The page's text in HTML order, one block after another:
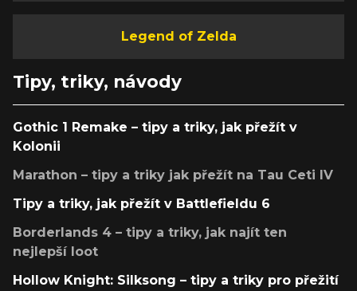
Legend of Zelda
Tipy, triky, návody
Gothic 1 Remake – tipy a triky, jak přežít v
Kolonii
Marathon – tipy a triky jak přežít na Tau Ceti IV
Tipy a triky, jak přežít v Battlefieldu 6
Borderlands 4 – tipy a triky, jak najít ten
nejlepší loot
Hollow Knight: Silksong – tipy a triky pro přežití